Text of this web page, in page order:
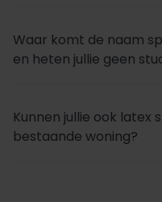
Waar komt de naam
en heten jullie geen
Kunnen jullie ook latex
bestaande woning?